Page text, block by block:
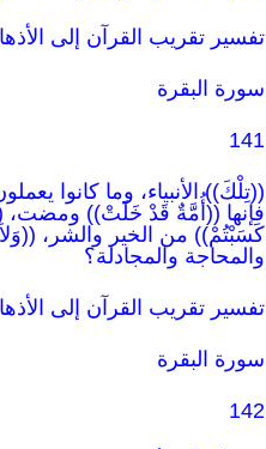
تفسير تقريب القرآن إلى
سورة البقرة
141
((تِلْكَ)) الأنبياء، وما كانوا
فإنها ((أُمَّةٌ قَدْ خَلَتْ)) ومضت،
كَسَبْتُمْ)) من الخير والشر،
والمحاجة والمجادلة؟
تفسير تقريب القرآن إلى
سورة البقرة
142